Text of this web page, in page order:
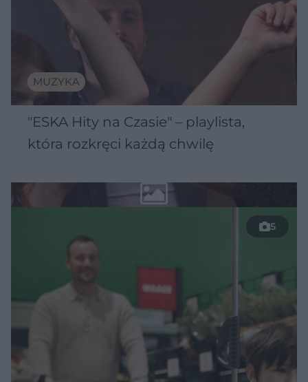
MUZYKA
"ESKA Hity na Czasie" – playlista,
która rozkręci każdą chwilę
5